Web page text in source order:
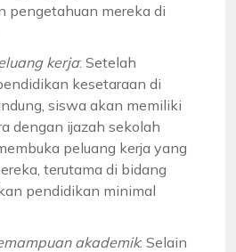
pengetahuan mereka di
kerja: Setelah
kesetaraan di
siswa akan memiliki
dengan ijazah sekolah
peluang kerja yang
terutama di bidang
pendidikan minimal
akademik: Selain